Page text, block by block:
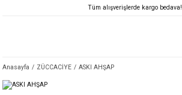
Tüm alışverişlerde kargo bedava!
Anasayfa ZÜCCACİYE ASKI AHŞAP